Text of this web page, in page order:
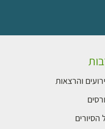
והרצאות
הסיורים